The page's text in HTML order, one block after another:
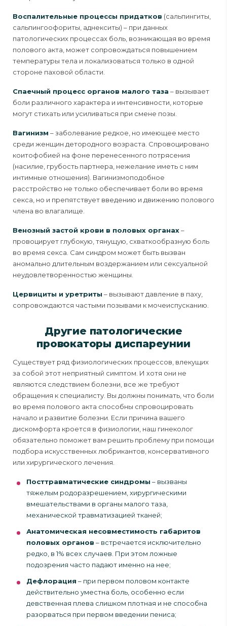
Воспалительные процессы придатков (сальпингиты,
сальпингоофориты, аднекситы) – при данных
патологических процессах боль, возникающая во время
полового акта, может сопровождаться повышением
температуры тела и локализоваться только в одной
стороне паховой области.
Спаечный процесс органов малого таза – вызывает
боли различного характера и интенсивности, которые
могут стихать или усиливаться при смене позы.
Вагинизм – заболевание редкое, но имеющее место
среди женщин детородного возраста. Спровоцировано
коитофобией на фоне перенесенного потрясения
(насилие, грубость партнера, нежелание иметь с ним
интимные отношения). Вагинизмоподобное
расстройство не только обеспечивает боли во время
секса, но и препятствует введению и движению полового
члена во влагалище.
Венозный застой крови в половых органах–
провоцирует глубокую, тянущую, схваткообразную боль
во время секса. Сам синдром может быть вызван
аномально длительным воздержанием или сексуальной
неудовлетворенностью женщины.
Цервициты и уретриты – вызывают давление в паху,
сопровождаются частыми позывами к мочеиспусканию.
Другие патологические
провокаторы диспареунии
Существует ряд физиологических процессов, влекущих
за собой этот неприятный симптом. И хотя они не
являются следствием болезни, все же требуют
обращения к специалисту. Вы должны понимать, что боли
во время полового акта способны спровоцировать
начало и развитие болезни. Если причина вашего
дискомфорта кроется в физиологии, наш гинеколог
обязательно поможет вам решить проблему при помощи
подбора искусственных любрикантов, консервативного
или хирургического лечения.
Посттравматические синдромы – вызваны
тяжелым родоразрешением, хирургическими
вмешательствами в органы малого таза,
механической травматизацией тканей;
Анатомическая несовместимость габаритов
половых органов – встречается исключительно
редко, в 1% всех случаев. При этом ложные
подозрения часто падают именно на нее;
Дефлорация – при первом половом контакте
действительно уместна боль, особенно если
девственная плева слишком плотная и не способна
разорваться при первом введении пениса;